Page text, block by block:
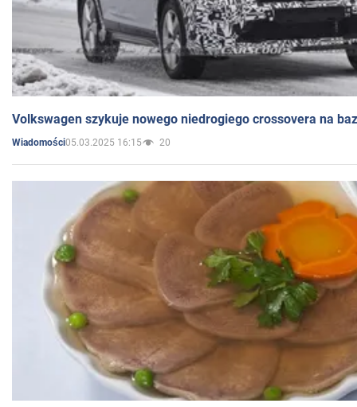
Volkswagen szykuje nowego niedrogiego crossovera na
Wiadomości05.03.2025 16:15 20